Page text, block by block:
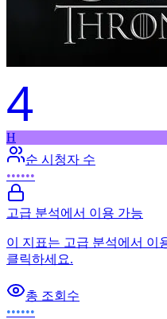
4
H
순 시청자 수
••••••
고급 분석에서 이용 가능
이 지표는 고급 분석에서 이
클릭하세요.
총 조회수
••••••